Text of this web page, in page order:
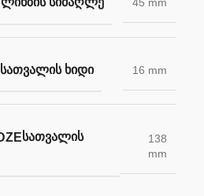
45 mm
ᲡᲐᲗᲕᲐᲚᲘᲡ ᲮᲘᲓᲘ 16 mm
ᲡᲐᲗᲕᲐᲚᲘᲡ
138
mm